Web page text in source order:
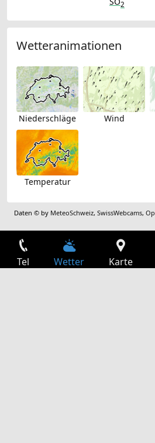
2
Wetteranimationen
Niederschläge Wind
Temperatur
Daten © by MeteoSchweiz,SwissWebcams,
Tel Wetter Karte